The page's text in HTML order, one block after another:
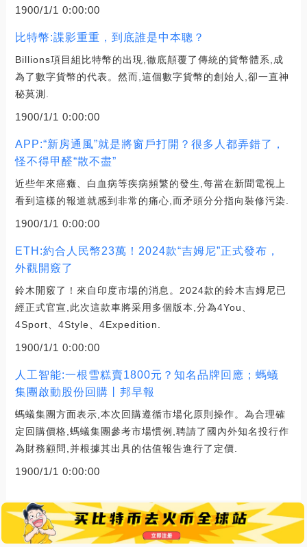
1900/1/1 0:00:00
比特幣:諜影重重，到底誰是中本聰？
Billions項目組比特幣的出現,徹底顛覆了傳統的貨幣體系,成
為了數字貨幣的代表。然而,這個數字貨幣的創始人,卻一直神
秘莫測.
1900/1/1 0:00:00
APP:“新房通風”就是將窗戶打開？很多人都弄錯了，
怪不得甲醛“散不盡”
近些年來癌癥、白血病等疾病頻繁的發生,每當在新聞電視上
看到這樣的報道就感到非常的痛心,而矛頭分分指向裝修污染.
1900/1/1 0:00:00
ETH:約合人民幣23萬！2024款“吉姆尼”正式發布，
外觀開竅了
鈴木開竅了！來自印度市場的消息。2024款的鈴木吉姆尼已
經正式官宣,此次這款車將采用多個版本,分為4You、
4Sport、4Style、4Expedition.
1900/1/1 0:00:00
人工智能:一根雪糕賣1800元？知名品牌回應；螞蟻
集團啟動股份回購丨邦早報
螞蟻集團方面表示,本次回購遵循市場化原則操作。為合理確
定回購價格,螞蟻集團參考市場慣例,聘請了國內外知名投行作
為財務顧問,并根據其出具的估值報告進行了定價.
1900/1/1 0:00:00